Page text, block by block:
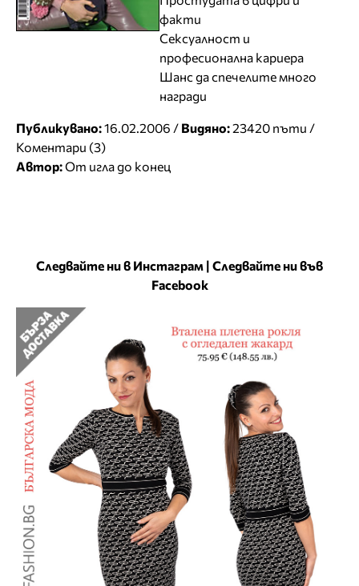
факти
Сексуалност и
професионална кариера
Шанс да спечелите много
награди
Публикувано:16.02.2006 / Видяно:23420 пъти /
Коментари (3)
Автор:От игла до конец
Следвайте ни в Инстаграм | Следвайте ни във
Facebook